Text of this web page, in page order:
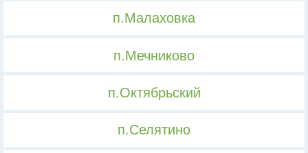
п.Малаховка
п.Мечниково
п.Октябрьский
п.Селятино